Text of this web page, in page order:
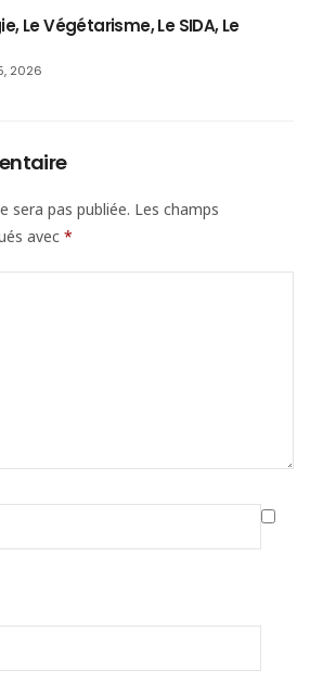
Le Végétarisme, Le SIDA, Le
2026
sera pas publiée. Les champs
avec *